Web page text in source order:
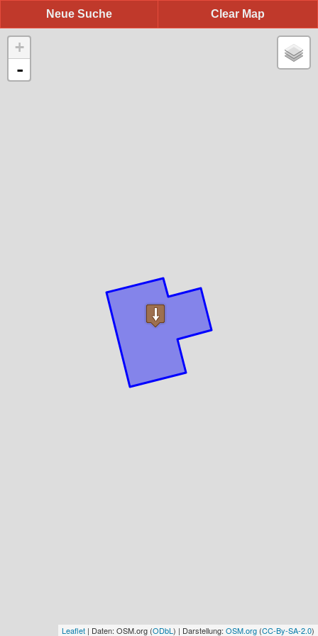
Clear Map
Neue Suche
+
-
Leaflet | Daten: OSM.org (ODbL ) | Darstellung: OSM.org (CC-By-SA-2.0)